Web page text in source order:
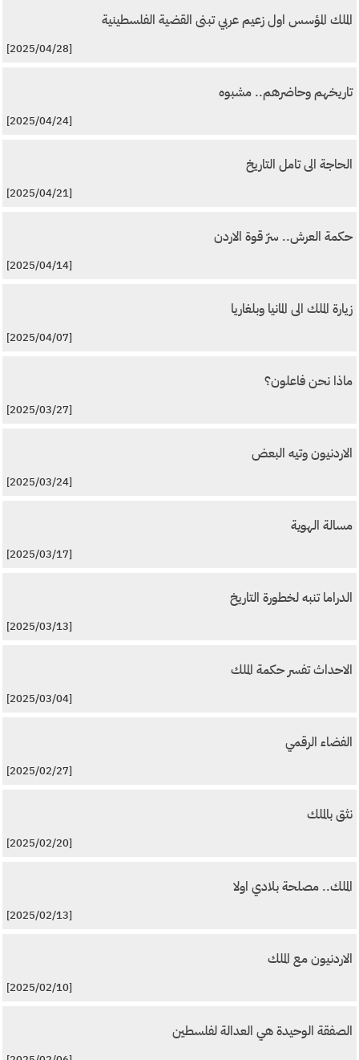
الملك المؤسس اول زعيم عربي تبنى القضية الفلسطينية
[2025/04/28]
تاريخهم وحاضرهم.. مشبوه
[2025/04/24]
الحاجة الى تامل التاريخ
[2025/04/21]
حكمة العرش.. سرّ قوة الاردن
[2025/04/14]
زيارة الملك الى المانيا وبلغاريا
[2025/04/07]
ماذا نحن فاعلون؟
[2025/03/27]
الاردنيون وتيه البعض
[2025/03/24]
مسالة الهوية
[2025/03/17]
الدراما تنبه لخطورة التاريخ
[2025/03/13]
الاحداث تفسر حكمة الملك
[2025/03/04]
الفضاء الرقمي
[2025/02/27]
نثق بالملك
[2025/02/20]
الملك.. مصلحة بلادي اولا
[2025/02/13]
الاردنيون مع الملك
[2025/02/10]
الصفقة الوحيدة هي العدالة لفلسطين